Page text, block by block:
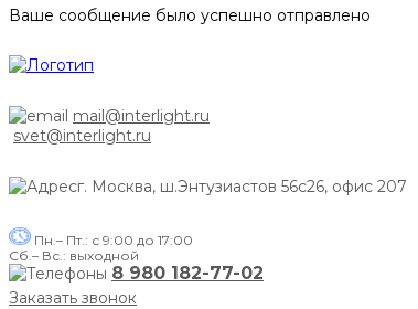
Ваше сообщение было успешно отправлено
mail@interlight.ru
svet@interlight.ru
г. Москва, ш.Энтузиастов 56с26, офис 207
Пн.– Пт.: с 9:00 до 17:00
Сб.– Вс.: выходной
8 980 182-77-02
Заказать звонок